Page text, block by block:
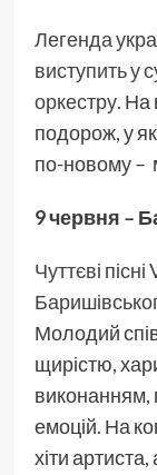
Легенда
виступить у
оркестру. На
подорож, у
по-новому –
9 червня –
Чуттєві
Молодий
щирістю,
виконанням,
емоцій. На
хіти